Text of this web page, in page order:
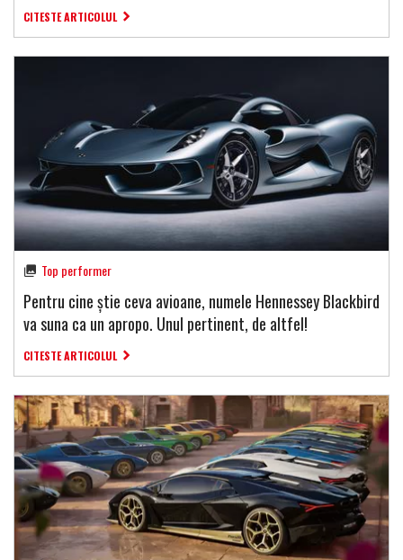
CITESTE ARTICOLUL
Top performer
Pentru cine știe ceva avioane, numele Hennessey Blackbird
va suna ca un apropo. Unul pertinent, de altfel!
CITESTE ARTICOLUL